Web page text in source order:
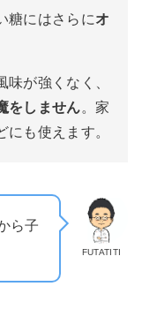
糖にはさらにオ
が強くなく、
をしません。家
も使えます。
FUTATITI
ら子